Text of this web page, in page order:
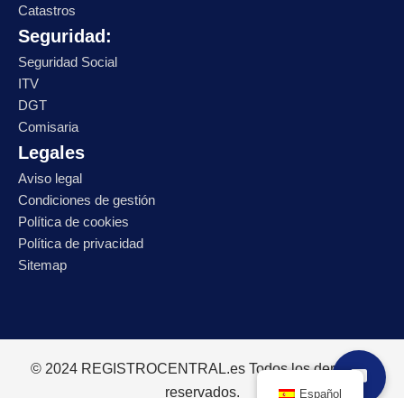
Catastros
Seguridad:
Seguridad Social
ITV
DGT
Comisaria
Legales
Aviso legal
Condiciones de gestión
Política de cookies
Política de privacidad
Sitemap
© 2024 REGISTROCENTRAL.es Todos los derechos
reservados.
Español